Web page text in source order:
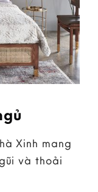
Xinh mang
và thoải